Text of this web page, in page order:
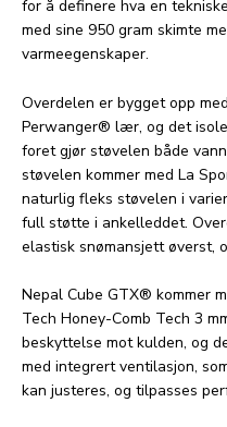
for å definere hva en
med sine 950 gram skimte
varmeegenskaper.
Overdelen er bygget opp
Perwanger® lær, og det
foret gjør støvelen både
støvelen kommer med La
naturlig fleks støvelen i
full støtte i ankelleddet.
elastisk snømansjett øverst,
Nepal Cube GTX® kommer
Tech Honey-Comb Tech 3
beskyttelse mot kulden, og
med integrert ventilasjon,
kan justeres, og tilpasses